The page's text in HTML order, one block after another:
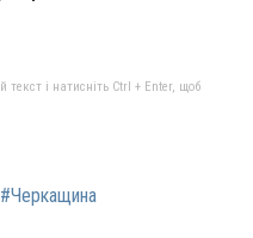
текст і натисніть Ctrl + Enter, щоб
#Черкащина